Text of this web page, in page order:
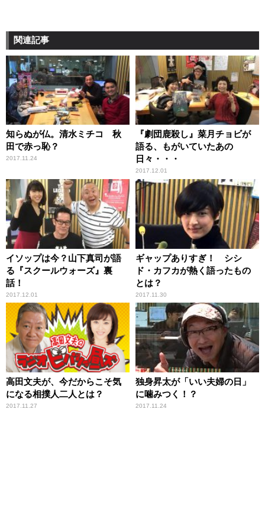
関連記事
知らぬが仏。清水ミチコ 秋
田で赤っ恥？
2017.11.24
『劇団鹿殺し』菜月チョビが
語る、もがいていたあの
日々・・・
2017.12.01
イソップは今？山下真司が語
る『スクールウォーズ』裏
話！
2017.12.01
ギャップありすぎ！ シシ
ド・カフカが熱く語ったもの
とは？
2017.11.30
高田文夫が、今だからこそ気
になる相撲人二人とは？
2017.11.27
独身昇太が「いい夫婦の日」
に噛みつく！？
2017.11.24